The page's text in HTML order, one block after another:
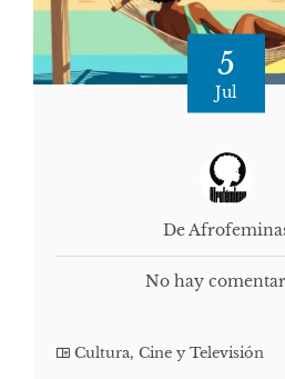
5
Jul
De
No hay
Cultura, Cine y Televisión